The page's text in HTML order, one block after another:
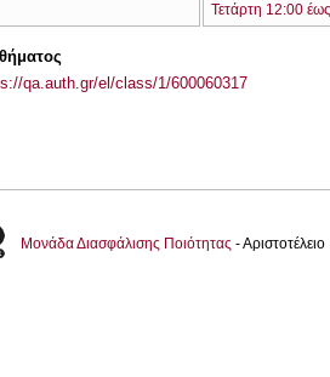
Τετάρτη 12:00
qa.auth.gr/el/class/1/600060317
Μονάδα Διασφάλισης Ποιότητας -